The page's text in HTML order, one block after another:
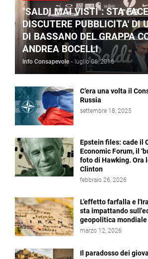
"SALDI MAI VISTI": STA
DISCUTERE PUBBLICITA' DI
DI BASSANO DEL GRAPPA
ANDREA BOCELLI
Info Consapevole - luglio 06, 2016
C’era una volta il
Russia
settembre 18, 2025
Epstein files: cade il
Economic Forum, il
foto di Hawking. Ora
Clinton
febbraio 26, 2026
L’effetto farfalla e
sta impattando
geopolitica mondiale
marzo 12, 2026
Il paradosso dei